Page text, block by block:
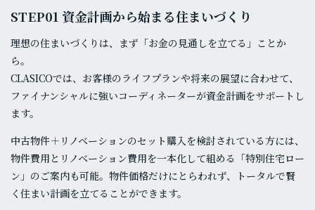
STEP01 資金計画から始まる住まいづくり
理想の住まいづくりは、まず「お金の見通しを立てる」ことか
ら。
CLASICOでは、お客様のライフプランや将来の展望に合わせて、
ファイナンシャルに強いコーディネーターが資金計画をサポートし
ます。
中古物件＋リノベーションのセット購入を検討されている方には、
物件費用とリノベーション費用を一本化して組める「特別住宅ロー
ン」のご案内も可能。物件価格だけにとらわれず、トータルで賢
く住まい計画を立てることができます。